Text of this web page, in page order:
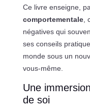
Ce livre enseigne,
comportementale,
négatives qui
ses conseils
monde sous un
vous-même.
Une
de soi